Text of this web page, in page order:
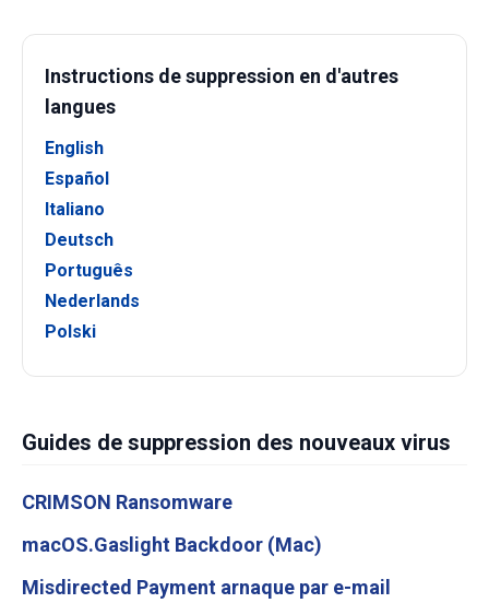
Instructions de suppression en d'autres
langues
English
Español
Italiano
Deutsch
Português
Nederlands
Polski
Guides de suppression des nouveaux virus
CRIMSON Ransomware
macOS.Gaslight Backdoor (Mac)
Misdirected Payment arnaque par e-mail